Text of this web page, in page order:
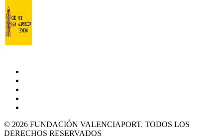
© 2026 FUNDACIÓN VALENCIAPORT. TODOS LOS
DERECHOS RESERVADOS